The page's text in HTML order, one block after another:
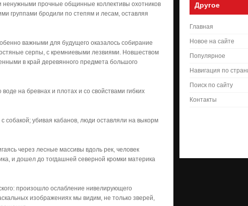
ненужными прочные общинные коллективы охотников
группами бродили по степям и лесам, оставляя
важными для будущего оказалось собирание
серпы, с кремниевыми лезвиями. Новшеством
в край деревянного предмета большого
на бревнах и плотах и со свойствами гибких
собакой; убивая кабанов, люди оставляли на выкорм
через лесные массивы вдоль рек, человек
и дошел до тогдашней северной кромки материка
произошло ослабление нивелирующего
изображениях мы видим, не только зверей,
Другое
Главная
Новое на сайте
Популярное
Навигация по
Поиск по сайту
Контакты